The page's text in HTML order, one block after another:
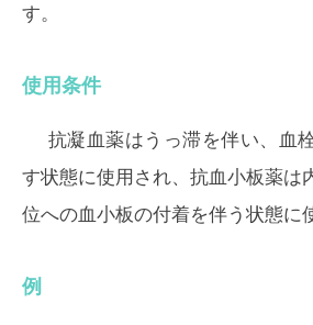
す。
使用条件
抗凝血薬はうっ滞を伴い、血
す状態に使用され、抗血小板薬は
位への血小板の付着を伴う状態に
例